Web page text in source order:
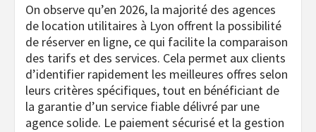
On observe qu’en 2026, la majorité des agences
de location utilitaires à Lyon offrent la possibilité
de réserver en ligne, ce qui facilite la comparaison
des tarifs et des services. Cela permet aux clients
d’identifier rapidement les meilleures offres selon
leurs critères spécifiques, tout en bénéficiant de
la garantie d’un service fiable délivré par une
agence solide. Le paiement sécurisé et la gestion